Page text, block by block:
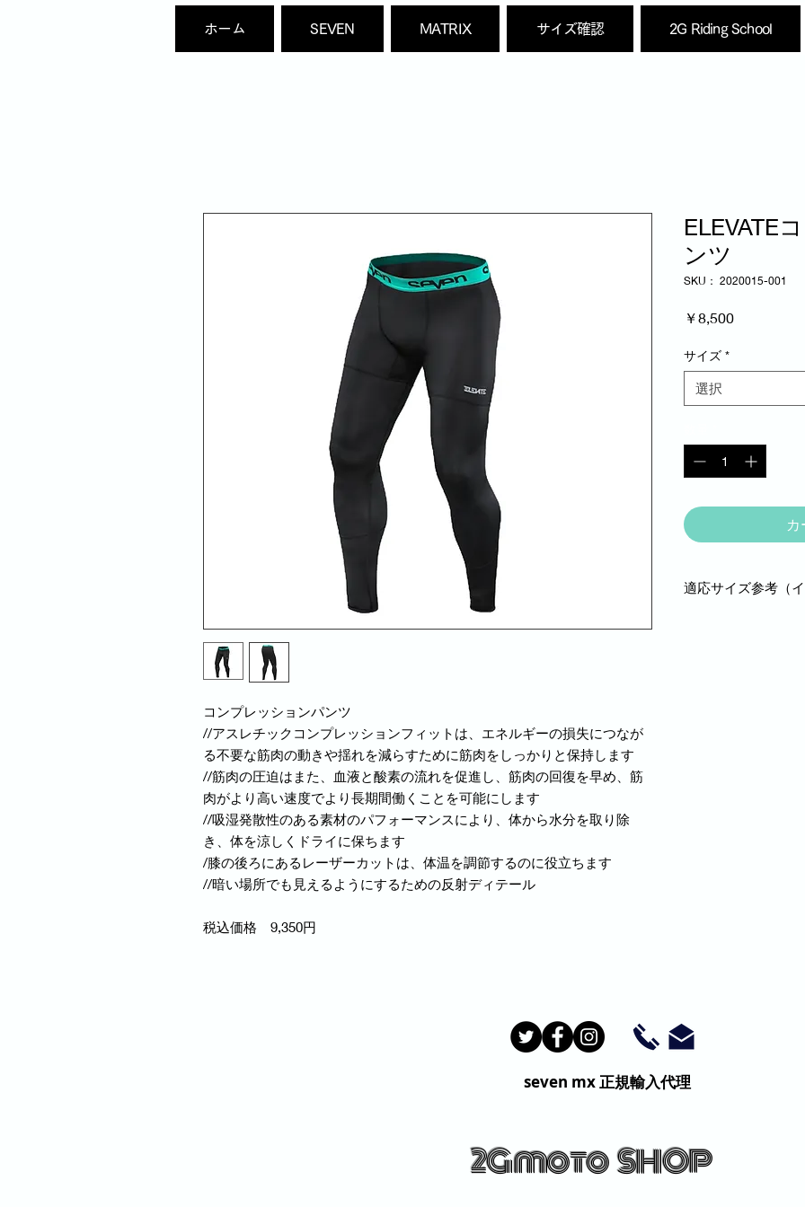
ホーム SEVEN MATRIX サイズ確認 2G Riding School
コンプレッションパンツ
//アスレチックコンプレッションフィットは、エネルギーの損失につなが
る不要な筋肉の動きや揺れを減らすために筋肉をしっかりと保持します
//筋肉の圧迫はまた、血液と酸素の流れを促進し、筋肉の回復を早め、筋
肉がより高い速度でより長期間働くことを可能にします
//吸湿発散性のある素材のパフォーマンスにより、体から水分を取り除
き、体を涼しくドライに保ちます
/膝の後ろにあるレーザーカットは、体温を調節するのに役立ちます
//暗い場所でも見えるようにするための反射ディテール
税込価格 9,350円
ELEVATE
ンツ
SKU： 2020015-001
￥8,500価
サイズ *
選択
カ
適応サイズ参考（イ
seven mx 正規輸入代理
2G motoSHOP